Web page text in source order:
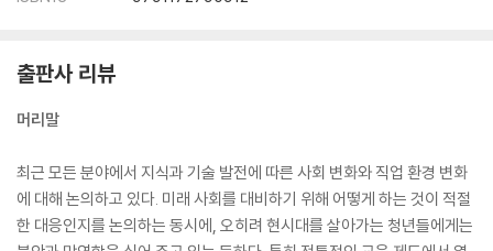
··········· 217
출판사 리뷰
머리말
최근 모든 분야에서 지식과 기술 발전에 따른 사회 변화와 직업 환경 변화
에 대해 논의하고 있다. 미래 사회를 대비하기 위해 어떻게 하는 것이 적절
한 대응인지를 논의하는 동시에, 오히려 현시대를 살아가는 청년들에게는